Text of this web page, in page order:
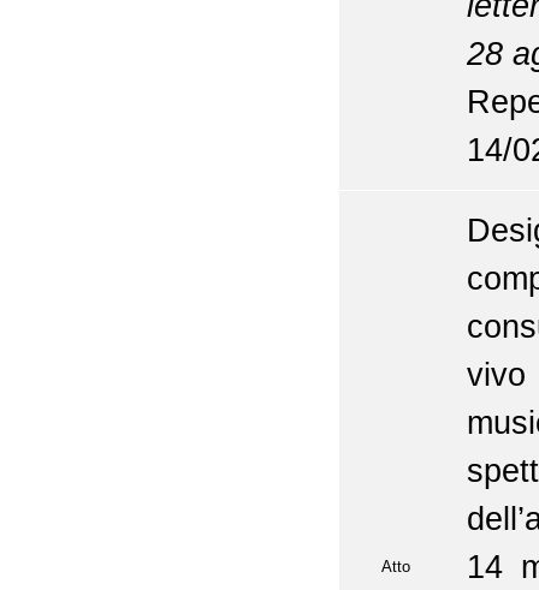
28
14/
Atto
vivo
14